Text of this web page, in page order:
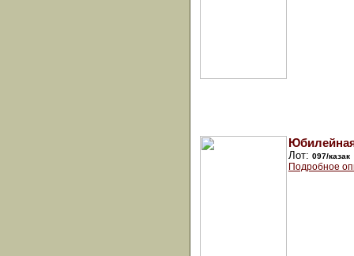
Лот: 097/казак
Подробное